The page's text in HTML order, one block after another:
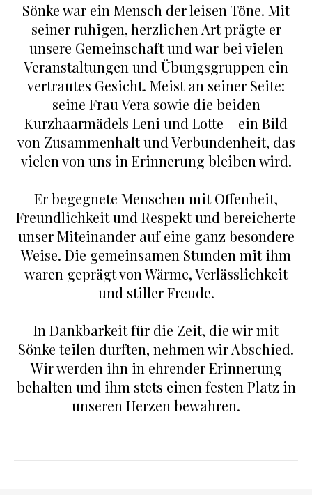
Sönke war ein Mensch der leisen Töne. Mit
seiner ruhigen, herzlichen Art prägte er
unsere Gemeinschaft und war bei vielen
Veranstaltungen und Übungsgruppen ein
vertrautes Gesicht. Meist an seiner Seite:
seine Frau Vera sowie die beiden
Kurzhaarmädels Leni und Lotte – ein Bild
von Zusammenhalt und Verbundenheit, das
vielen von uns in Erinnerung bleiben wird.
Er begegnete Menschen mit Offenheit,
Freundlichkeit und Respekt und bereicherte
unser Miteinander auf eine ganz besondere
Weise. Die gemeinsamen Stunden mit ihm
waren geprägt von Wärme, Verlässlichkeit
und stiller Freude.
In Dankbarkeit für die Zeit, die wir mit
Sönke teilen durften, nehmen wir Abschied.
Wir werden ihn in ehrender Erinnerung
behalten und ihm stets einen festen Platz in
unseren Herzen bewahren.